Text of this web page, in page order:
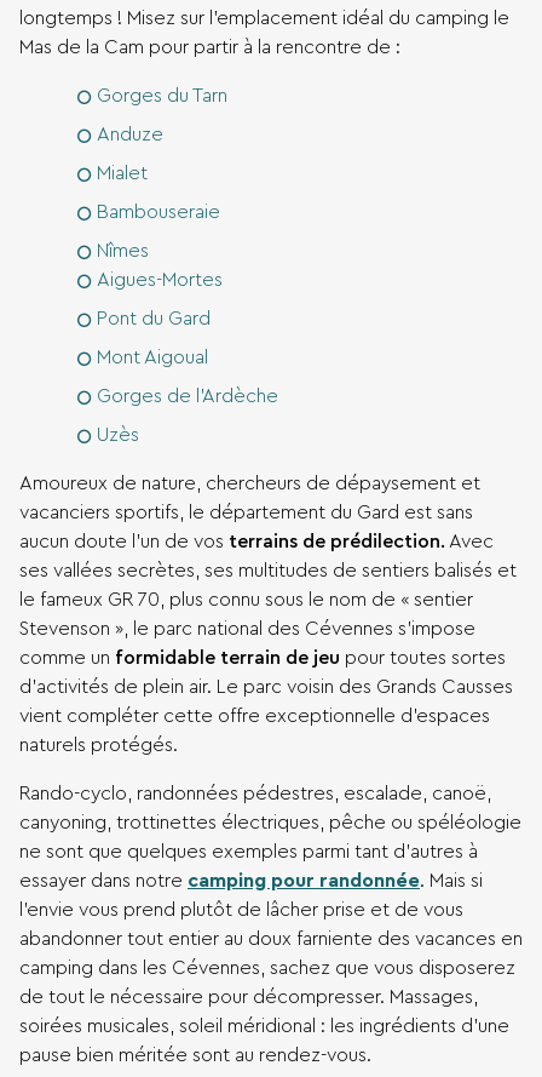
longtemps ! Misez sur l’emplacement idéal du camping le
Mas de la Cam pour partir à la rencontre de :
Gorges du Tarn
Anduze
Mialet
Bambouseraie
Nîmes
Aigues-Mortes
Pont du Gard
Mont Aigoual
Gorges de l’Ardèche
Uzès
Amoureux de nature, chercheurs de dépaysement et
vacanciers sportifs, le département du Gard est sans
aucun doute l’un de vos terrains de prédilection. Avec
ses vallées secrètes, ses multitudes de sentiers balisés et
le fameux GR 70, plus connu sous le nom de « sentier
Stevenson », le parc national des Cévennes s’impose
comme un formidable terrain de jeu pour toutes sortes
d’activités de plein air. Le parc voisin des Grands Causses
vient compléter cette offre exceptionnelle d’espaces
naturels protégés.
Rando-cyclo, randonnées pédestres, escalade, canoë,
canyoning, trottinettes électriques, pêche ou spéléologie
ne sont que quelques exemples parmi tant d’autres à
essayer dans notre camping pour randonnée. Mais si
l’envie vous prend plutôt de lâcher prise et de vous
abandonner tout entier au doux farniente des vacances en
camping dans les Cévennes, sachez que vous disposerez
de tout le nécessaire pour décompresser. Massages,
soirées musicales, soleil méridional : les ingrédients d’une
pause bien méritée sont au rendez-vous.